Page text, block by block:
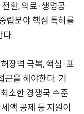
환, 의료·생명공
립분야 핵심 특허를
다.
장벽 극복, 핵심·표
을 해야한다. 기
소한 경쟁국 수준
액 공제 등 지원이